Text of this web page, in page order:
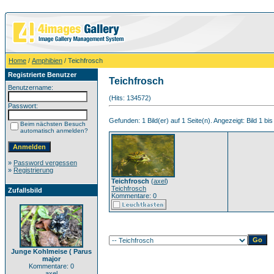
Home / Amphibien / Teichfrosch
Registrierte Benutzer
Benutzername:
Passwort:
Beim nächsten Besuch
automatisch anmelden?
» Password vergessen
» Registrierung
Zufallsbild
Junge Kohlmeise ( Parus
major
Kommentare: 0
Teichfrosch
(Hits: 134572)
Gefunden: 1 Bild(er) auf 1 Seite(n). Angezeigt: Bild 1 bis
Teichfrosch (axel)
Teichfrosch
Kommentare: 0